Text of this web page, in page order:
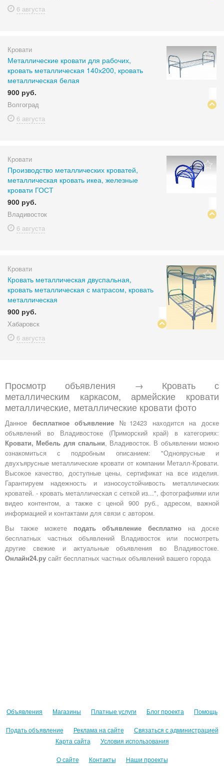
6 августа
Кровати
Металлические кровати для рабочих,
кровать металлическая 140х200, кровать
металлическая белая
900 руб.
Волгоград
6 августа
Кровати
Производство металлических кроватей,
металлическая кровать икеа, железные
кровати ГОСТ
900 руб.
Владивосток
6 августа
Кровати
Кровать металлическая двуспальная,
кровать металлическая с матрасом, кровать
металлическая
900 руб.
Хабаровск
6 августа
Просмотр объявления → Кровать с
металлическим каркасом, армейские кровати
металлические, металлические кровати фото
Данное бесплатное объявление №12423 находится на доске
объявлений во Владивостоке (Приморский край) в категориях:
Кровати, Мебель для спальни, Владивосток. В объявлении можно
ознакомиться с подробным описанием: "Одноярусные и
двухъярусные металлические кровати от компании Металл-Кровати.
Высокое качество, доступные цены, сертификат на все изделия.
Гарантируем надежность и износоустойчивость металлических
кроватей. - кровать металлическая с сеткой из...", фотографиями или
видео контентом, а также с ценой 900 руб., адресом, важной
информацией и контактами для связи с автором.
Вы также можете подать объявление бесплатно на доске
бесплатных частных объявлений Владивосток или посмотреть
другие свежие и актуальные объявления во Владивостоке.
Онлайн24.ру сайт бесплатных частных объявлений вашего города
Объявления Магазины Платные услуги Блог проекта Помощь
Подать объявление Реклама на сайте
Связаться с администрацией
Карта сайта
Условия использования
О сайте Контакты Наши проекты